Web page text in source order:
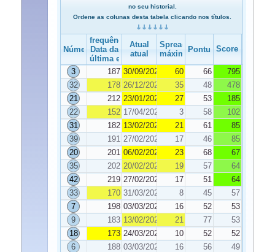
no seu historial.
Ordene as colunas desta tabela clicando nos títulos.
Número
frequência
Data da
última edição
Atual
atual
Spread
máximoPontuaçãoScore
3 187 30/09/2025 60 66
795
32
178 26/12/2025 35 48
478
21
212 23/01/2026 27 53
185
22
152 17/04/2026 3 58
102
31
182 13/02/2026 21 61
85
39
191 27/02/2026 17 46
85
20
201 06/02/2026 23 68
67
35
202 20/02/2026 19 57
64
42
219 27/02/2026 17 51
64
33
170 31/03/2026 8 45
57
7
198 03/03/2026 16 52
53
9
183 13/02/2026 21 77
53
18
173 24/03/2026 10 52
52
6
188 03/03/2026 16 56
49